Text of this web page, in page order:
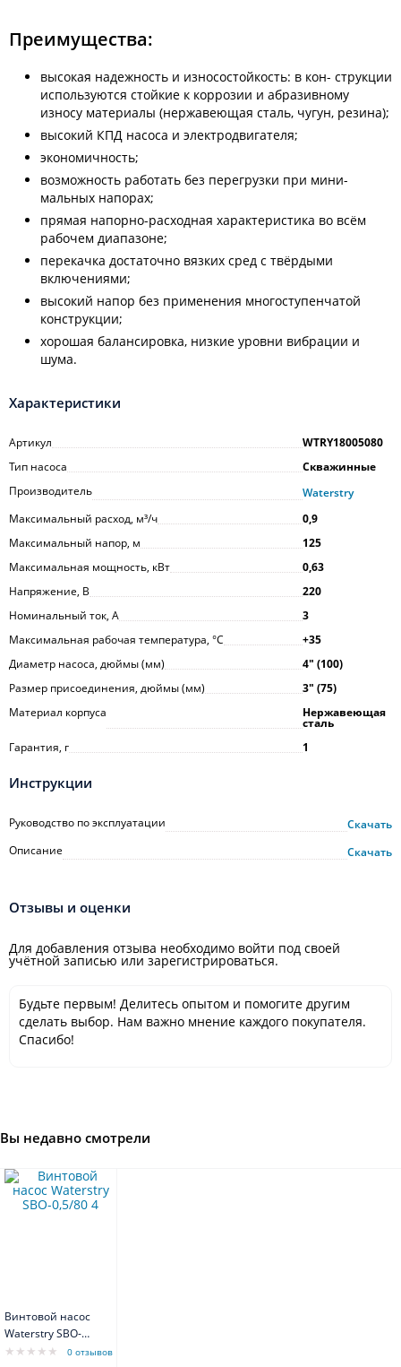
Преимущества:
высокая надежность и износостойкость: в кон- струкции
используются стойкие к коррозии и абразивному
износу материалы (нержавеющая сталь, чугун, резина);
высокий КПД насоса и электродвигателя;
экономичность;
возможность работать без перегрузки при мини-
мальных напорах;
прямая напорно-расходная характеристика во всём
рабочем диапазоне;
перекачка достаточно вязких сред с твёрдыми
включениями;
высокий напор без применения многоступенчатой
конструкции;
хорошая балансировка, низкие уровни вибрации и
шума.
Характеристики
Артикул
WTRY18005080
Тип насоса
Скважинные
Производитель
Waterstry
Максимальный расход, м³/ч
0,9
Максимальный напор, м
125
Максимальная мощность, кВт
0,63
Напряжение, В
220
Номинальный ток, А
3
Максимальная рабочая температура, °С
+35
Диаметр насоса, дюймы (мм)
4ʺ (100)
Размер присоединения, дюймы (мм)
3ʺ (75)
Материал корпуса
Нержавеющая
сталь
Гарантия, г
1
Инструкции
Руководство по эксплуатации
Скачать
Описание
Скачать
Отзывы и оценки
Для добавления отзыва необходимо войти под своей
учётной записью или зарегистрироваться.
Будьте первым! Делитесь опытом и помогите другим
сделать выбор. Нам важно мнение каждого покупателя.
Спасибо!
Вы недавно смотрели
Винтовой насос
Waterstry SBO-
0,5/80 4" 0,37kW0 отзывов